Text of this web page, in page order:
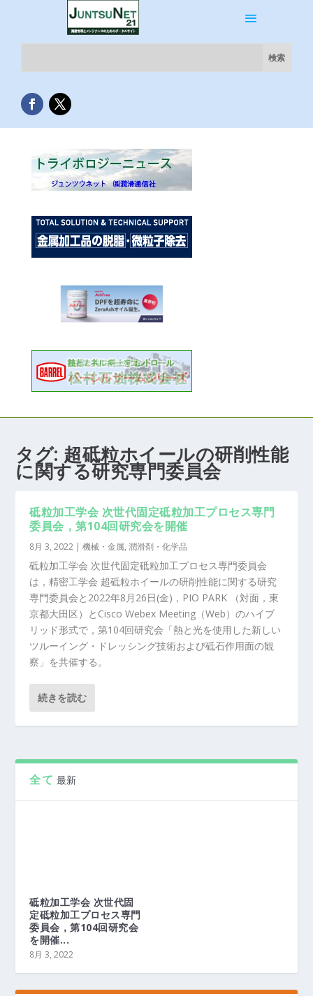
タグ: 超砥粒ホイールの研削性能
に関する研究専門委員会
砥粒加工学会 次世代固定砥粒加工プロセス専門
委員会，第104回研究会を開催
8月 3, 2022 |機械・金属,潤滑剤・化学品
砥粒加工学会 次世代固定砥粒加工プロセス専門委員会
は，精密工学会 超砥粒ホイールの研削性能に関する研究
専門委員会と2022年8月26日(金)，PIO PARK （対面，東
京都大田区）とCisco Webex Meeting（Web）のハイブ
リッド形式で，第104回研究会「熱と光を使用した新しい
ツルーイング・ドレッシング技術および砥石作用面の観
察」を共催する。
続きを読む
全て 最新
砥粒加工学会 次世代固
定砥粒加工プロセス専門
委員会，第104回研究会
を開催...
8月 3, 2022